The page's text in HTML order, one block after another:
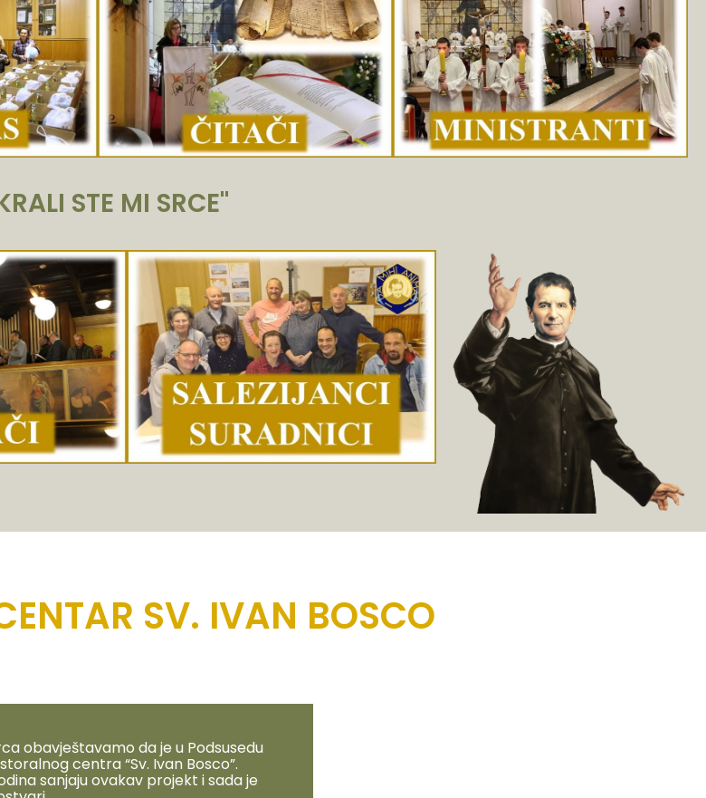
STE MI SRCE"
SV. IVAN BOSCO
obavještavamo da je u Podsusedu
centra “Sv. Ivan Bosco”.
sanjaju ovakav projekt i sada je